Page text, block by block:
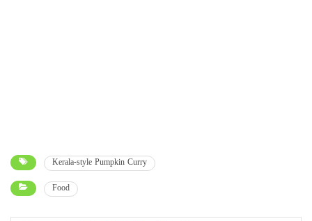
Kerala-style Pumpkin Curry
Food